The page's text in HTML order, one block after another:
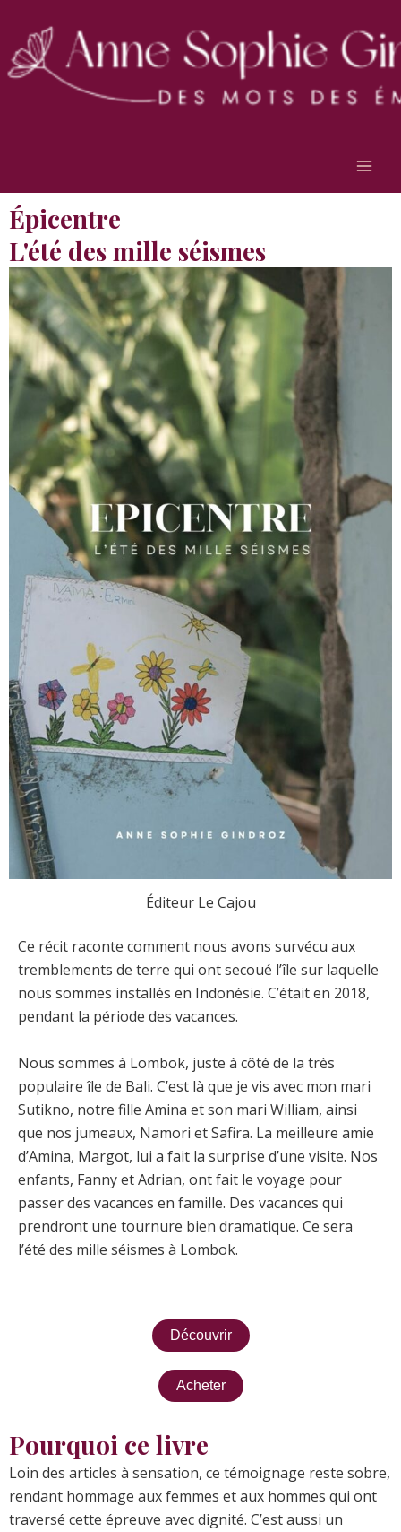
contenu
Épicentre
L'été des mille séismes
Éditeur Le Cajou
Ce récit raconte comment nous avons survécu aux
tremblements de terre qui ont secoué l’île sur laquelle
nous sommes installés en Indonésie. C’était en 2018,
pendant la période des vacances.
Nous sommes à Lombok, juste à côté de la très
populaire île de Bali. C’est là que je vis avec mon mari
Sutikno, notre fille Amina et son mari William, ainsi
que nos jumeaux, Namori et Safira. La meilleure amie
d’Amina, Margot, lui a fait la surprise d’une visite. Nos
enfants, Fanny et Adrian, ont fait le voyage pour
passer des vacances en famille. Des vacances qui
prendront une tournure bien dramatique. Ce sera
l’été des mille séismes à Lombok.
Découvrir
Acheter
Pourquoi ce livre
Loin des articles à sensation, ce témoignage reste sobre,
rendant hommage aux femmes et aux hommes qui ont
traversé cette épreuve avec dignité. C’est aussi un